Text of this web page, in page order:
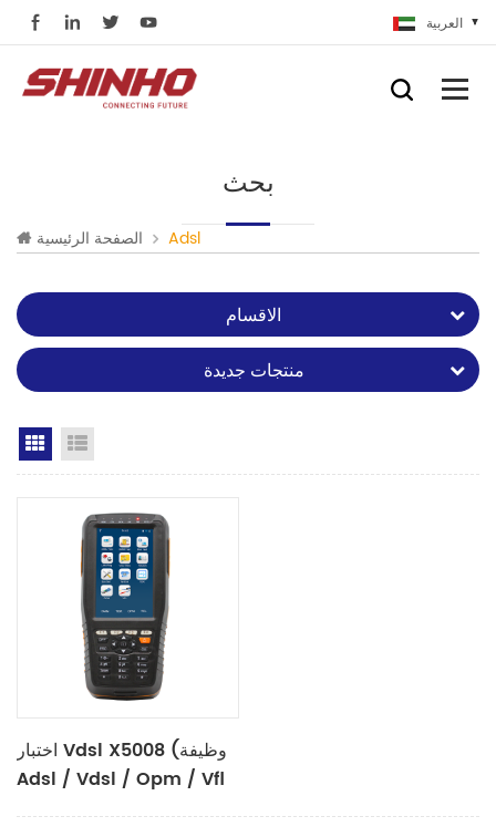
العربية
بحث
الصفحة الرئيسية Adsl
الاقسام
منتجات جديدة
Grid View
اختبار Vdsl X5008 (وظيفة
Adsl / Vdsl / Opm / Vfl
/ Tdr / تعقب النغمات)